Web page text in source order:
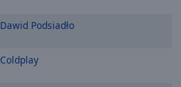
Dawid Podsiadło
Coldplay